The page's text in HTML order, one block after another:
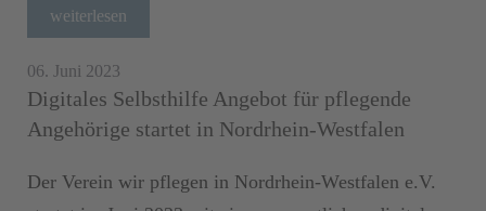
weiterlesen
06. Juni 2023
Digitales Selbsthilfe Angebot für pflegende
Angehörige startet in Nordrhein-Westfalen
Der Verein wir pflegen in Nordrhein-Westfalen e.V.